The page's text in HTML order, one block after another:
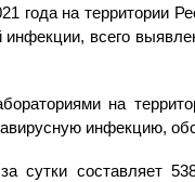
года на территории
инфекции, всего
на
инфекцию,
сутки составляет